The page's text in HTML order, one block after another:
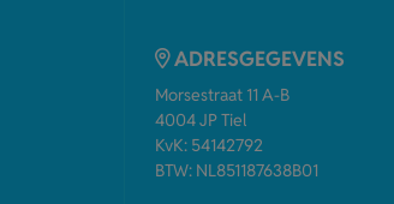
ADRESGEGEVENS
Morsestraat 11 A-B
4004 JP Tiel
KvK: 54142792
BTW: NL851187638B01